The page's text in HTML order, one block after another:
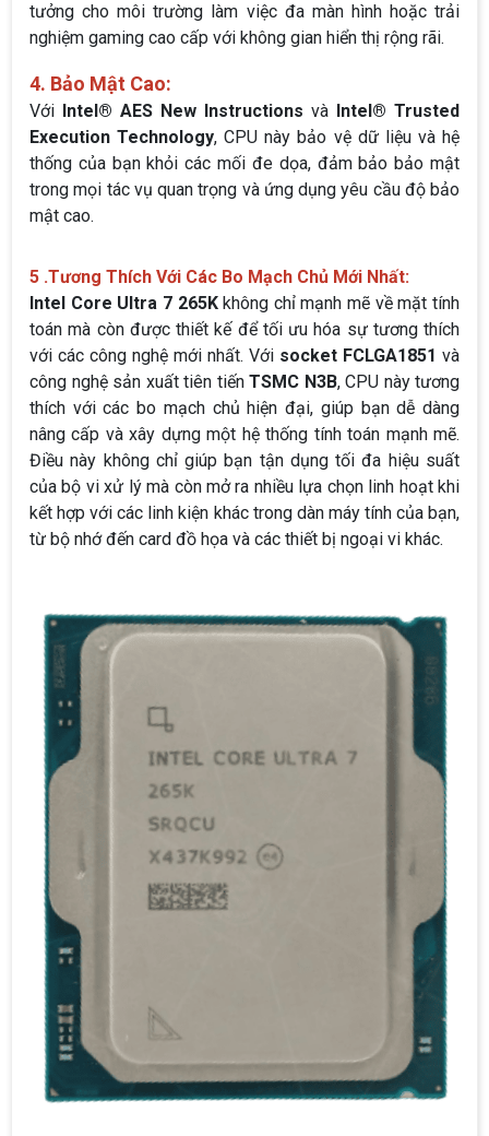
tưởng cho môi trường làm việc đa màn hình hoặc trải
nghiệm gaming cao cấp với không gian hiển thị rộng rãi.
4. Bảo Mật Cao:
Với Intel® AES New Instructions và
Intel® Trusted
Execution Technology, CPU này bảo vệ dữ liệu và hệ
thống của bạn khỏi các mối đe dọa, đảm bảo bảo mật
trong mọi tác vụ quan trọng và ứng dụng yêu cầu độ bảo
mật cao.
5 .Tương Thích Với Các Bo Mạch Chủ Mới Nhất:
Intel Core Ultra 7 265Kkhông chỉ mạnh mẽ về mặt tính
toán mà còn được thiết kế để tối ưu hóa sự tương thích
với các công nghệ mới nhất. Với socket FCLGA1851 và
công nghệ sản xuất tiên tiến TSMC N3B, CPU này tương
thích với các bo mạch chủ hiện đại, giúp bạn dễ dàng
nâng cấp và xây dựng một hệ thống tính toán mạnh mẽ.
Điều này không chỉ giúp bạn tận dụng tối đa hiệu suất
của bộ vi xử lý mà còn mở ra nhiều lựa chọn linh hoạt khi
kết hợp với các linh kiện khác trong dàn máy tính của bạn,
từ bộ nhớ đến card đồ họa và các thiết bị ngoại vi khác.